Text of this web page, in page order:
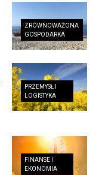
ZRÓWNOWAŻONA
GOSPODARKA
PRZEMYSŁ I
LOGISTYKA
FINANSE I
EKONOMIA